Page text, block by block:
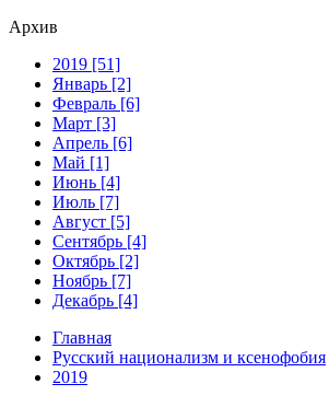
Архив
2019 [51]
Январь [2]
Февраль [6]
Март [3]
Апрель [6]
Май [1]
Июнь [4]
Июль [7]
Август [5]
Сентябрь [4]
Октябрь [2]
Ноябрь [7]
Декабрь [4]
Главная
Русский национализм и ксенофобия
2019